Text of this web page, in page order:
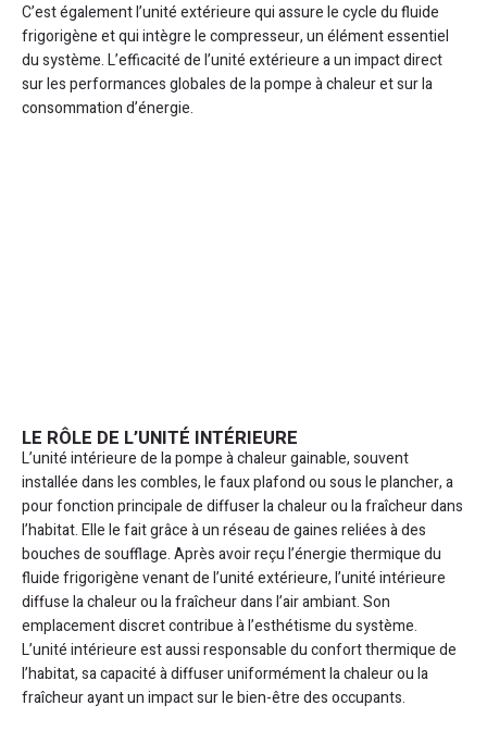
C’est également l’unité extérieure qui assure le cycle du fluide
frigorigène et qui intègre le compresseur, un élément essentiel
du système. L’efficacité de l’unité extérieure a un impact direct
sur les performances globales de la pompe à chaleur et sur la
consommation d’énergie.
LE RÔLE DE L’UNITÉ INTÉRIEURE
L’unité intérieure de la pompe à chaleur gainable, souvent
installée dans les combles, le faux plafond ou sous le plancher, a
pour fonction principale de diffuser la chaleur ou la fraîcheur dans
l’habitat. Elle le fait grâce à un réseau de gaines reliées à des
bouches de soufflage. Après avoir reçu l’énergie thermique du
fluide frigorigène venant de l’unité extérieure, l’unité intérieure
diffuse la chaleur ou la fraîcheur dans l’air ambiant. Son
emplacement discret contribue à l’esthétisme du système.
L’unité intérieure est aussi responsable du confort thermique de
l’habitat, sa capacité à diffuser uniformément la chaleur ou la
fraîcheur ayant un impact sur le bien-être des occupants.